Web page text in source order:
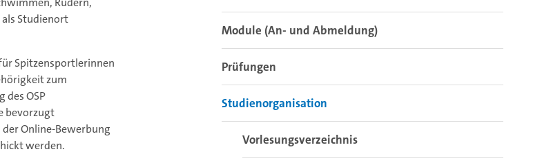
als Studienort
Spitzensportlerinnen
zum
des OSP
bevorzugt
Online-Bewerbung
werden.
Module (An- und Abmeldung)
Prüfungen
Studienorganisation
Vorlesungsverzeichnis